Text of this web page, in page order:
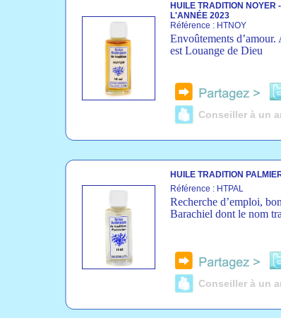
HUILE TRADITION
L'ANNÉE 2023
Référence : HTNOY
Envoûtements
est Louange de Dieu
Conseiller à un
HUILE TRADITION
Référence : HTPAL
Recherche d’emploi,
Barachiel dont le nom
Conseiller à un